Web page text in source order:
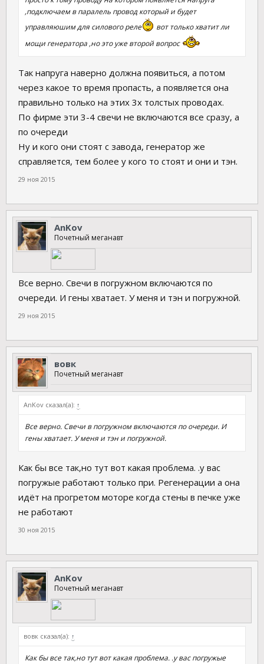
,подключаем в паралель провод который и будет
управляюшим для силового реле
вот только хватит ли
мощи генератора ,но это уже второй вопрос
Так напруга наверно должна появиться, а потом
через какое то время пропасть, а появляется она
правильно только на этих 3х толстых проводах.
По фирме эти 3-4 свечи не включаются все сразу, а
по очереди
Ну и кого они стоят с завода, генератор же
справляется, тем более у кого то стоят и они и тэн.
29 ноя 2015
AnKov
Почетный меганавт
Все верно. Свечи в погружном включаются по
очереди. И гены хватает. У меня и тэн и погружной.
29 ноя 2015
вовк
Почетный меганавт
AnKov сказал(а): ↑
Все верно. Свечи в погружном включаются по очереди. И
гены хватает. У меня и тэн и погружной.
Как бы все так,но тут вот какая проблема. .у вас
погружые работают только при. Регенерации а она
идёт на прогретом моторе когда стены в печке уже
не работают
30 ноя 2015
AnKov
Почетный меганавт
вовк сказал(а): ↑
Как бы все так,но тут вот какая проблема. .у вас погружые